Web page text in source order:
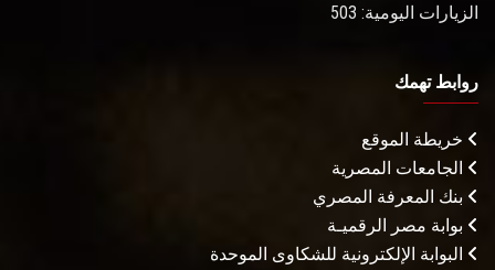
الزيارات اليومية: 503
روابط تهمك
خريطة الموقع
الجامعات المصرية
بنك المعرفة المصري
بوابة مصر الرقميـة
البوابة الإلكترونية للشكاوى الموحدة